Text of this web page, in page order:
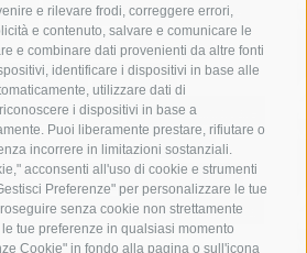
e rilevare frodi, correggere errori,
e contenuto, salvare e comunicare le
e combinare dati provenienti da altre fonti
identificare i dispositivi in base alle
utilizzare dati di
i dispositivi in base a
Puoi liberamente prestare, rifiutare o
incorrere in limitazioni sostanziali.
acconsenti all'uso di cookie e strumenti
Preferenze" per personalizzare le tue
senza cookie non strettamente
tue preferenze in qualsiasi momento
Cookie" in fondo alla pagina o sull'icona
gori guardia costiera
incidente
mare
massa lubrense
napoli
ordinanza
di sorrento
polizia municipale
Campania
sant'agnello
studenti temporali
treni
villa fiorentino vincenzo de luca